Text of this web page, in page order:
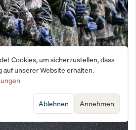
den Fachkräftemangel:
Bewerber-Beben
Cookies, um sicherzustellen, dass
auf unserer Website erhalten.
Annehmen
Ablehnen